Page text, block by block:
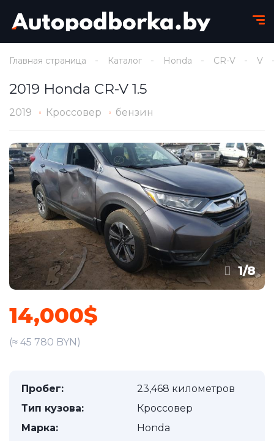
Главная страница Каталог Honda CR-V V
2019 Honda CR-V 1.5
2019 Кроссовер бензин
1/8
14,000$
(≈ 45 780 BYN)
Пробег:
23,468 километров
Тип кузова:
Кроссовер
Марка:
Honda